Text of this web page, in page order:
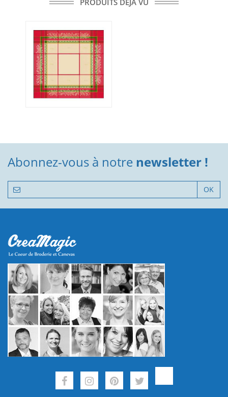
PRODUITS DÉJÀ VU
Abonnez-vous à notre newsletter !
OK